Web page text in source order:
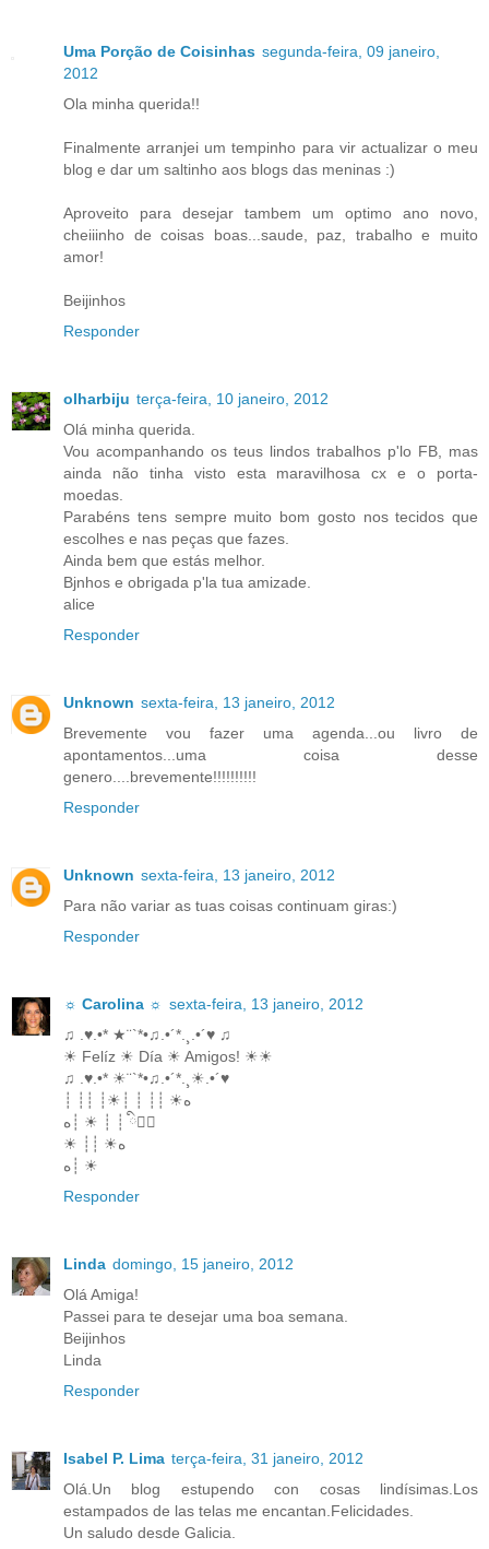
Uma Porção de Coisinhas segunda-feira, 09 janeiro,
2012
Ola minha querida!!
Finalmente arranjei um tempinho para vir actualizar o meu
blog e dar um saltinho aos blogs das meninas :)
Aproveito para desejar tambem um optimo ano novo,
cheiiinho de coisas boas...saude, paz, trabalho e muito
amor!
Beijinhos
Responder
olharbiju terça-feira, 10 janeiro, 2012
Olá minha querida.
Vou acompanhando os teus lindos trabalhos p'lo FB, mas
ainda não tinha visto esta maravilhosa cx e o porta-
moedas.
Parabéns tens sempre muito bom gosto nos tecidos que
escolhes e nas peças que fazes.
Ainda bem que estás melhor.
Bjnhos e obrigada p'la tua amizade.
alice
Responder
Unknown sexta-feira, 13 janeiro, 2012
Brevemente vou fazer uma agenda...ou livro de
apontamentos...uma coisa desse
genero....brevemente!!!!!!!!!!
Responder
Unknown sexta-feira, 13 janeiro, 2012
Para não variar as tuas coisas continuam giras:)
Responder
☼ Carolina ☼ sexta-feira, 13 janeiro, 2012
♫ .♥.•* ★¨`*•♫.•´*.¸.•´♥ ♫
☀ Felíz ☀ Día ☀ Amigos! ☀☀
♫ .♥.•* ☀¨`*•♫.•´*.¸☀.•´♥
┊ ┊┊ ┊☀┊ ┊ ┊┊ ☀ه
ه┊ ☀ ┊ ┊ ི♥ྀ
☀ ┊┊ ☀ه
ه┊ ☀
Responder
Linda domingo, 15 janeiro, 2012
Olá Amiga!
Passei para te desejar uma boa semana.
Beijinhos
Linda
Responder
Isabel P. Lima terça-feira, 31 janeiro, 2012
Olá.Un blog estupendo con cosas lindísimas.Los
estampados de las telas me encantan.Felicidades.
Un saludo desde Galicia.